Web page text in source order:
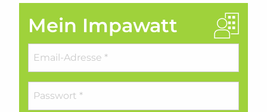
Mein Impawatt